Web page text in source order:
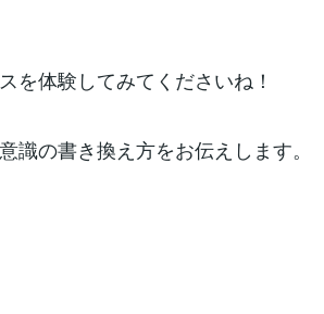
を体験してみてくださいね！
識の書き換え方をお伝えします。